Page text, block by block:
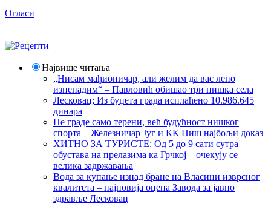
Огласи
Највише читања
„Нисам мађионичар, али желим да вас лепо
изненадим“ – Павловић обишао три нишка села
Лесковац; Из буџета града исплаћено 10.986.645
динара
Не граде само терени, већ будућност нишког
спорта – Железничар Југ и КК Ниш најбољи доказ
ХИТНО ЗА ТУРИСТЕ: Од 5 до 9 сати сутра
обустава на прелазима ка Грчкој – очекују се
велика задржавања
Вода за купање изнад бране на Власини изврсног
квалитета – најновија оцена Завода за јавно
здравље Лесковац